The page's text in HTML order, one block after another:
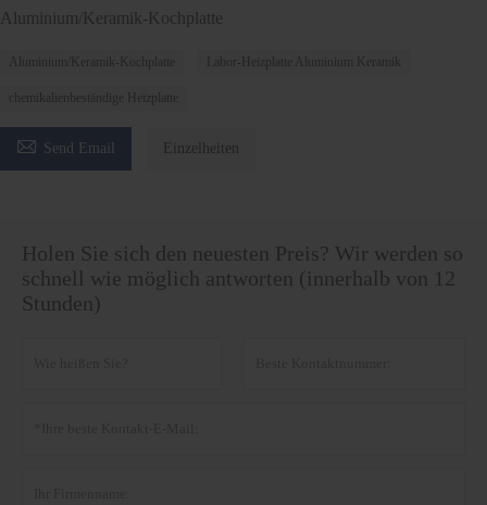
Aluminium/Keramik-Kochplatte
Aluminium/Keramik-Kochplatte Labor-Heizplatte Aluminium Keramik
chemikalienbeständige Heizplatte
 Send Email Einzelheiten
Holen Sie sich den neuesten Preis? Wir werden so
schnell wie möglich antworten (innerhalb von 12
Stunden)